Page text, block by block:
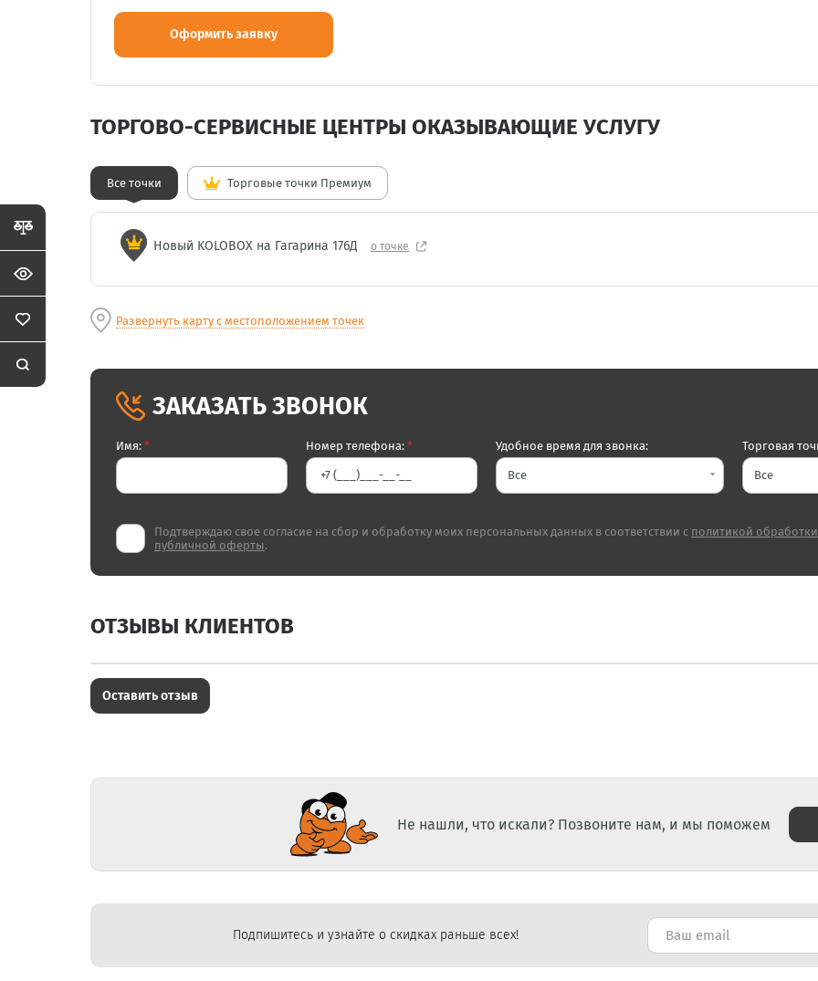
Оформить заявку
ТОРГОВО-СЕРВИСНЫЕ ЦЕНТРЫ ОКАЗЫВАЮЩИЕ УСЛУГУ
Все точки Торговые точки Премиум
Новый KOLOBOX на Гагарина 176Д о точке
Развернуть карту с местоположением точек
ЗАКАЗАТЬ ЗВОНОК
Имя: * Номер телефона:* Удобное время для звонка:
arrow_drop_down
Торговая
Подтверждаю свое согласие на сбор и обработку моих персональных данных в соответствии с политикой
публичной оферты.
ОТЗЫВЫ КЛИЕНТОВ
Оставить отзыв
Не нашли, что искали? Позвоните нам, и мы поможем
Подпишитесь и узнайте о скидках раньше всех!